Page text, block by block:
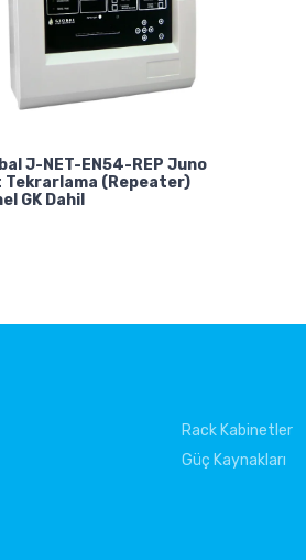
J-NET-EN54-REP Juno
Tekrarlama (Repeater)
GK Dahil
Rack Kabinetler
Güç Kaynakları